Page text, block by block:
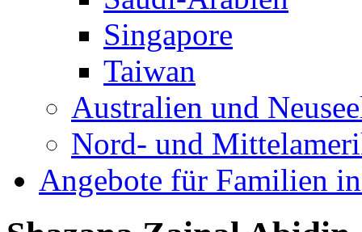
Singapore
Taiwan
Australien und
Nord- und
Angebote für Familien